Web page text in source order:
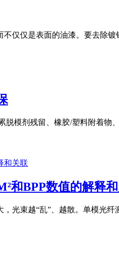
仅仅是表面的油漆。要去除
模剂残留、橡胶/塑料附着
和BPP数值的解释
光束越“乱”、越散。单模光